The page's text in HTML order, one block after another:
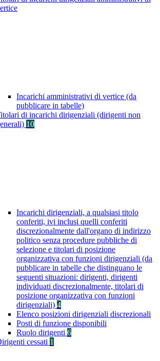
Incarichi amministrativi di vertice (da
pubblicare in tabelle)
di incarichi dirigenziali (dirigenti non
10
Incarichi dirigenziali, a qualsiasi titolo
conferiti, ivi inclusi quelli conferiti
discrezionalmente dall'organo di indirizzo
politico senza procedure pubbliche di
selezione e titolari di posizione
organizzativa con funzioni dirigenziali (da
pubblicare in tabelle che distinguano le
seguenti situazioni: dirigenti, dirigenti
individuati discrezionalmente, titolari di
posizione organizzativa con funzioni
dirigenziali) 4
Elenco posizioni dirigenziali discrezionali
Posti di funzione disponibili
Ruolo dirigenti 6
cessati 1